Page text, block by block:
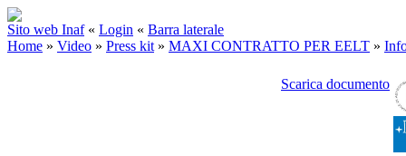
Sito web Inaf « Login « Barra laterale
Home » Video » Press kit » MAXI CONTRATTO PER EELT »
Scarica documento